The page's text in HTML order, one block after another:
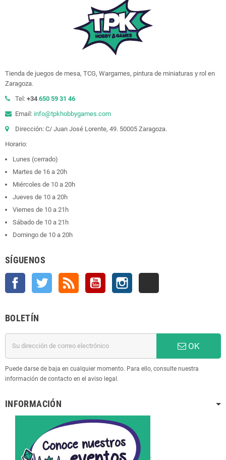
Tienda de juegos de mesa, TCG, Wargames, pintura de miniaturas y rol en
Zaragoza.
Tel: +34 650 59 31 46
Email: info@tpkhobbygames.com
Dirección: C/ Juan José Lorente, 49. 50005 Zaragoza.
Horario:
Lunes (cerrado)
Martes de 16 a 20h
Miércoles de 10 a 20h
Jueves de 10 a 20h
Viernes de 10 a 21h
Sábado de 10 a 21h
Domingo de 10 a 20h
SÍGUENOS
Facebook Twitter Rss YouTube Instagram
BOLETÍN
OK
Puede darse de baja en cualquier momento. Para ello, consulte nuestra
información de contacto en el aviso legal.
INFORMACIÓN
;